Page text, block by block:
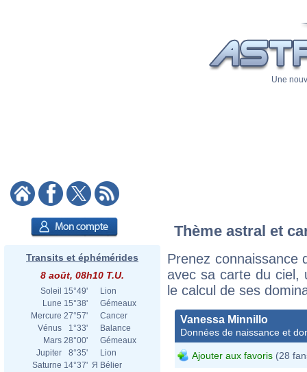
Une
Transits et éphémérides
8 août, 08h10 T.U.
Soleil 15°49'
Lion
Lune 15°38'
Gémeaux
Mercure 27°57'
Cancer
Vénus
1°33'
Balance
Mars 28°00'
Gémeaux
Jupiter
8°35'
Lion
Saturne 14°37' Я Bélier
Thème astral et
Prenez connaissance
avec sa carte du ciel,
le calcul de ses
Vanessa Minnillo
Données de naissance et
Ajouter aux favoris (28